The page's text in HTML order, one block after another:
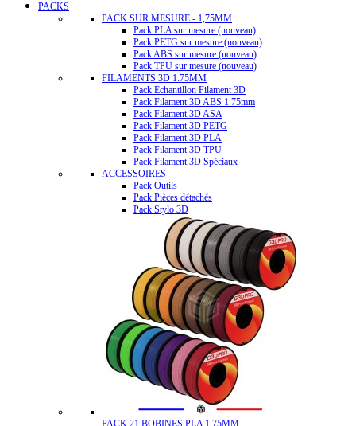
PACKS
PACK SUR MESURE - 1,75MM
Pack PLA sur mesure (nouveau)
Pack PETG sur mesure (nouveau)
Pack ABS sur mesure (nouveau)
Pack TPU sur mesure (nouveau)
FILAMENTS 3D 1.75MM
Pack Échantillon Filament 3D
Pack Filament 3D ABS 1.75mm
Pack Filament 3D ASA
Pack Filament 3D PETG
Pack Filament 3D PLA
Pack Filament 3D TPU
Pack Filament 3D Spéciaux
ACCESSOIRES
Pack Outils
Pack Pièces détachés
Pack Stylo 3D
PACK 21 BOBINES PLA 1.75MM...